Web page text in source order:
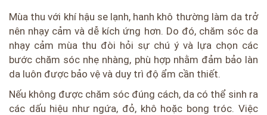
Mùa thu với khí hậu se lạnh, hanh khô thường làm da trở
nên nhạy cảm và dễ kích ứng hơn. Do đó, chăm sóc da
nhạy cảm mùa thu đòi hỏi sự chú ý và lựa chọn các
bước chăm sóc nhẹ nhàng, phù hợp nhằm đảm bảo làn
da luôn được bảo vệ và duy trì độ ẩm cần thiết.
Nếu không được chăm sóc đúng cách, da có thể sinh ra
các dấu hiệu như ngứa, đỏ, khô hoặc bong tróc. Việc